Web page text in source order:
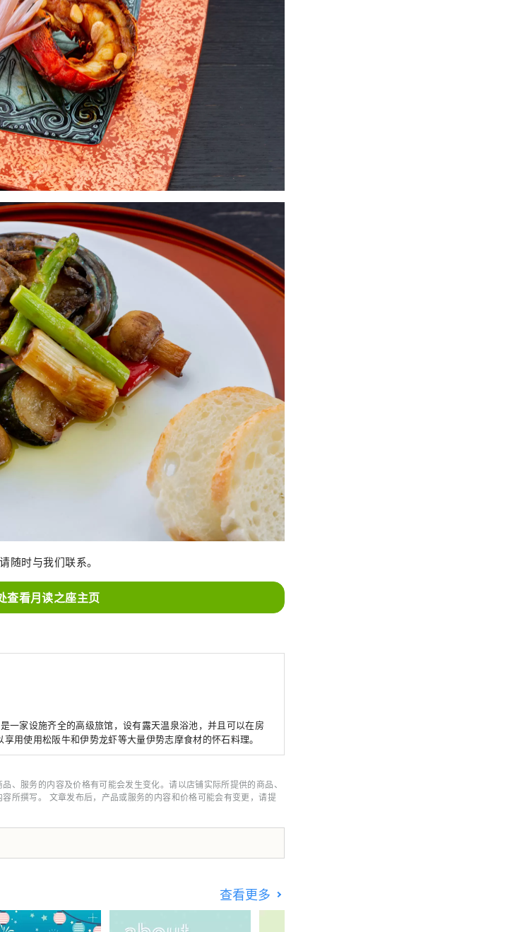
随时与我们联系。
查看月读之座主页
一家设施齐全的高级旅馆，设有露天温泉浴池，并且可以在房
用使用松阪牛和伊势龙虾等大量伊势志摩食材的怀石料理。
、服务的内容及价格有可能会发生变化。请以店铺实际所提供的商品、
所撰写。 文章发布后，产品或服务的内容和价格可能会有变更，请提
查看更多